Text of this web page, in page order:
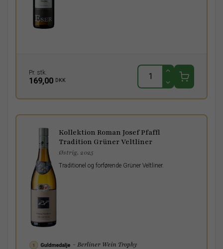
Pr. stk.
169,00 DKK
Kollektion Roman Josef Pfaffl
Tradition Grüner Veltliner
Østrig, 2025
Traditionel og forførende Grüner Veltliner.
- Berliner Wein Trophy